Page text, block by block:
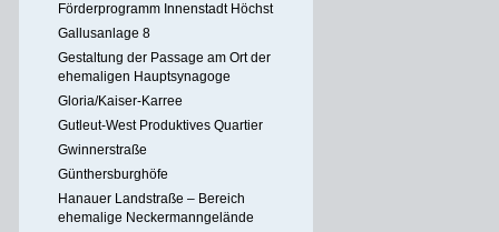
Förderprogramm Innenstadt Höchst
Gallusanlage 8
Gestaltung der Passage am Ort der
ehemaligen Hauptsynagoge
Gloria/Kaiser-Karree
Gutleut-West Produktives Quartier
Gwinnerstraße
Günthersburghöfe
Hanauer Landstraße – Bereich
ehemalige Neckermanngelände